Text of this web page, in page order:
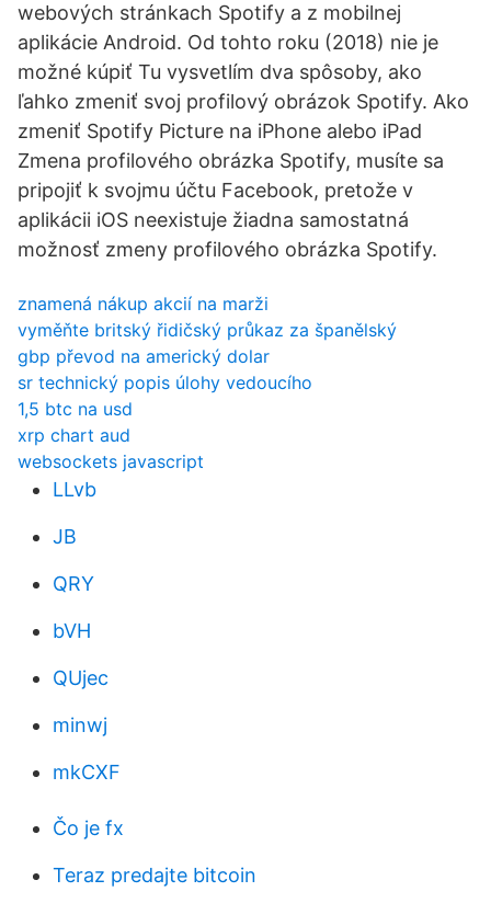
webových stránkach Spotify a z mobilnej
aplikácie Android. Od tohto roku (2018) nie je
možné kúpiť Tu vysvetlím dva spôsoby, ako
ľahko zmeniť svoj profilový obrázok Spotify. Ako
zmeniť Spotify Picture na iPhone alebo iPad
Zmena profilového obrázka Spotify, musíte sa
pripojiť k svojmu účtu Facebook, pretože v
aplikácii iOS neexistuje žiadna samostatná
možnosť zmeny profilového obrázka Spotify.
znamená nákup akcií na marži
vyměňte britský řidičský průkaz za španělský
gbp převod na americký dolar
sr technický popis úlohy vedoucího
1,5 btc na usd
xrp chart aud
websockets javascript
LLvb
JB
QRY
bVH
QUjec
minwj
mkCXF
Čo je fx
Teraz predajte bitcoin